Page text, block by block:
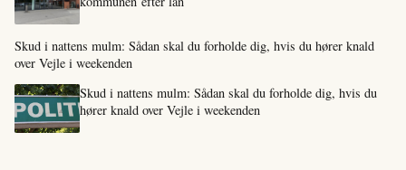
Skud i nattens mulm: Sådan skal du forholde dig, hvis du hører knald
over Vejle i weekenden
Skud i nattens mulm: Sådan skal du forholde dig, hvis du
hører knald over Vejle i weekenden